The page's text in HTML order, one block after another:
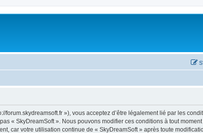
»), vous acceptez d’être légalement lié par les
« SkyDreamSoft ». Nous pouvons modifier ces conditions à tout
car votre utilisation continue de « SkyDreamSoft » après toute